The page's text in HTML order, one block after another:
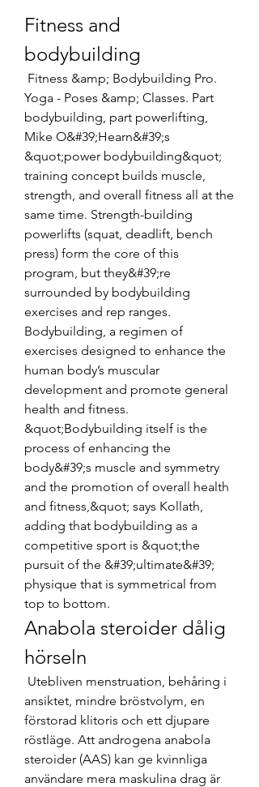
Fitness and
bodybuilding
Yoga - Poses &amp; Classes. Part
bodybuilding, part powerlifting,
Mike O&#39;Hearn&#39;s
&quot;power bodybuilding&quot;
training concept builds muscle,
strength, and overall fitness all at the
same time. Strength-building
powerlifts (squat, deadlift, bench
press) form the core of this
program, but they&#39;re
surrounded by bodybuilding
exercises and rep ranges.
Bodybuilding, a regimen of
exercises designed to enhance the
human body’s muscular
development and promote general
health and fitness.
&quot;Bodybuilding itself is the
process of enhancing the
body&#39;s muscle and symmetry
and the promotion of overall health
and fitness,&quot; says Kollath,
adding that bodybuilding as a
competitive sport is &quot;the
pursuit of the &#39;ultimate&#39;
physique that is symmetrical from
top to bottom.
Anabola steroider dålig
hörseln
ansiktet, mindre bröstvolym, en
förstorad klitoris och ett djupare
röstläge. Att androgena anabola
steroider (AAS) kan ge kvinnliga
användare mera maskulina drag är